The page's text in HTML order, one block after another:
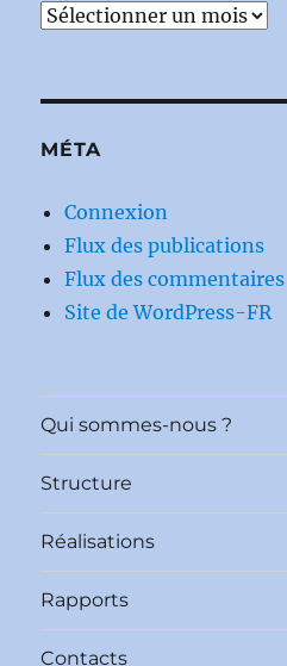
Archives
MÉTA
Connexion
Flux des publications
Flux des commentaires
Site de WordPress-FR
Qui sommes-nous ?
Structure
Réalisations
Rapports
Contacts